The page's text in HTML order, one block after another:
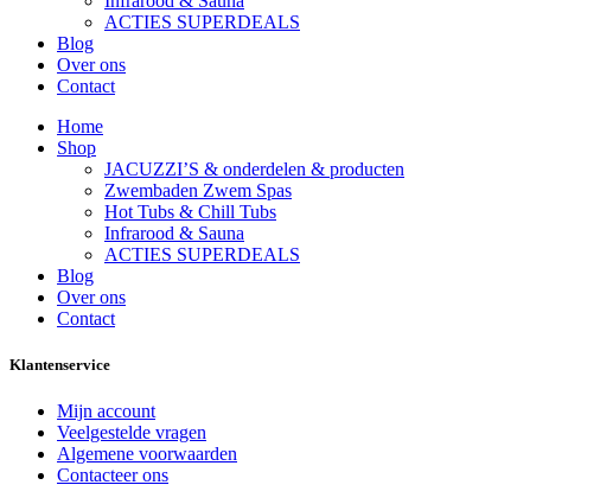
ACTIES SUPERDEALS
Blog
Over ons
Contact
Home
Shop
JACUZZI’S & onderdelen & producten
Zwembaden Zwem Spas
Hot Tubs & Chill Tubs
Infrarood & Sauna
ACTIES SUPERDEALS
Blog
Over ons
Contact
Klantenservice
Mijn account
Veelgestelde vragen
Algemene voorwaarden
Contacteer ons